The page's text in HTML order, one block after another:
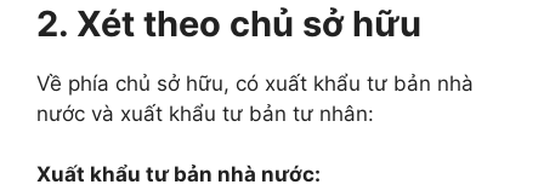
2. Xét theo chủ sở hữu
Về phía chủ sở hữu, có xuất khẩu tư bản nhà
nước và xuất khẩu tư bản tư nhân:
Xuất khẩu tư bản nhà nước: